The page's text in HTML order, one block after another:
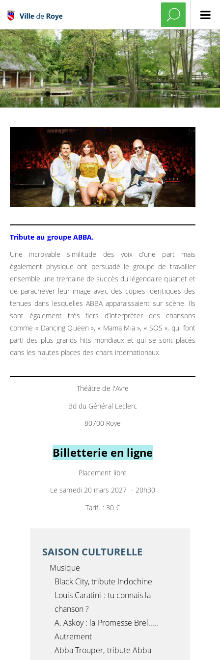
Tribute au groupe ABBA.
Une incroyable similitude des voix d’une part mais
également physique ont persuadé le groupe de travailler
ensemble une trentaine de succès du légendaire quartet et
de parachever leur image avec des copies identiques des
tenues dans lesquelles ABBA apparaissaient sur scène. Ils
sont également très fiers d’interpréter des chansons
comme « Dancing Queen », « Mama Mia », « SOS », qui font
parti des plus grands hits mondiaux et qui se sont placés
dans les hautes places des chars internationaux.
Théâtre de l'Avre
Bd du Général Leclerc
80700 Roye
Billetterie en ligne
Placement libre
Le samedi 20 mars 2027 - 20h30
Tarif : 30 €
SAISON CULTURELLE
Musique
Black City, tribute Indochine
Louis Caratini : tu connais la
chanson ?
A. Askoy : la Promesse Brel.....
Autrement
Abba Trouper, tribute Abba